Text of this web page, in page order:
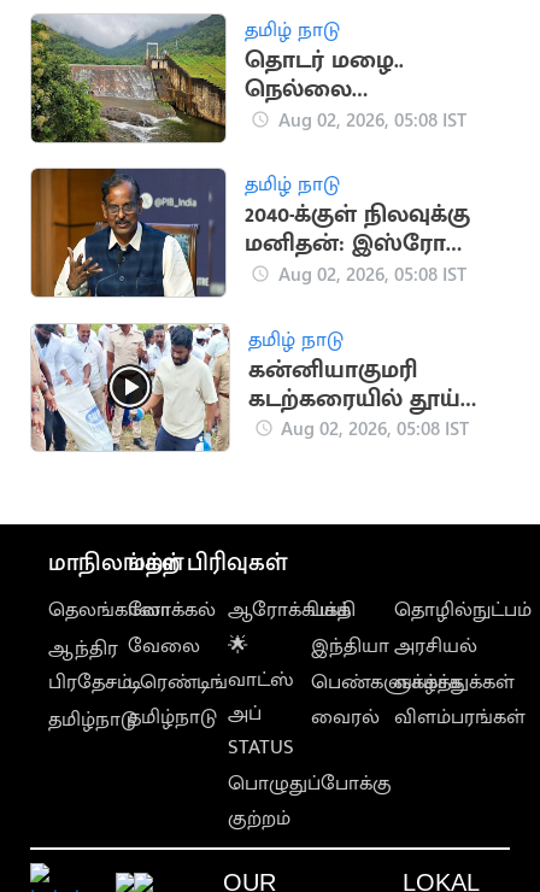
செயலாளருக்கு மரண
தண்டனை
தமிழ் நாடு
தொடர் மழை..
நெல்லை
அணைகளின்
உயர்வு
Aug 02, 2026, 05:08 IST
தமிழ் நாடு
2040-க்குள் நிலவுக்கு
மனிதன்: இஸ்ரோ
இலக்கு
Aug 02, 2026, 05:08 IST
தமிழ் நாடு
கன்னியாகுமரி
கடற்கரையில் தூய்மை
பணி.. களத்தில்
Aug 02, 2026, 05:08 IST
மாநிலங்கள்
தெலங்கானா
ஆந்திர
பிரதேசம்
தமிழ்நாடு
மற்ற பிரிவுகள்
லோக்கல்
வேலை
டிரெண்டிங்
தமிழ்நாடு
ஆரோக்கியம்
🌟
வாட்ஸ்
அப்
STATUS
பொழுதுப்போக்கு
குற்றம்
பக்தி
இந்தியா
பெண்களுக்காக
வைரல்
தொழில்நுட்பம்
அரசியல்
வாழ்த்துக்கள்
விளம்பரங்கள்
OUR LOKAL